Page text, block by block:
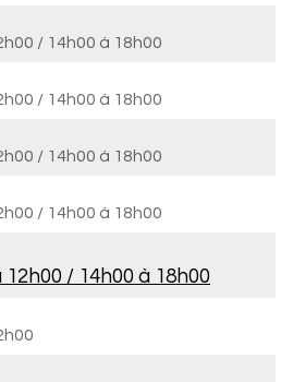
/ 14h00 à 18h00
/ 14h00 à 18h00
/ 14h00 à 18h00
/ 14h00 à 18h00
12h00 / 14h00 à 18h00